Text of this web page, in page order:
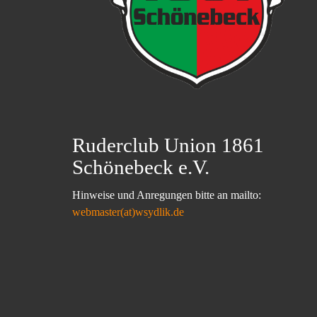
Ruderclub Union 1861
Schönebeck e.V.
Hinweise und Anregungen bitte an mailto:
webmaster(at)wsydlik.de